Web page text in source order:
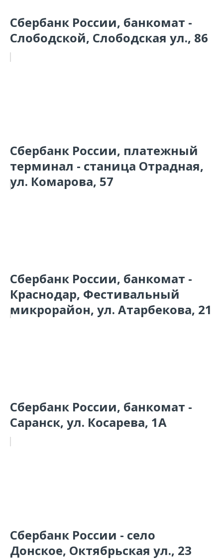
Сбербанк России, банкомат -
Слободской, Слободская ул., 86
Сбербанк России, платежный
терминал - станица Отрадная,
ул. Комарова, 57
Сбербанк России, банкомат -
Краснодар, Фестивальный
микрорайон, ул. Атарбекова, 21
Сбербанк России, банкомат -
Саранск, ул. Косарева, 1А
Сбербанк России - село
Донское, Октябрьская ул., 23